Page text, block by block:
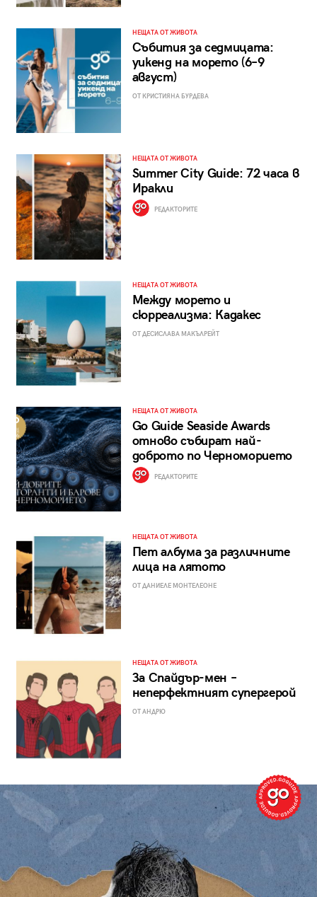
НЕЩАТА ОТ ЖИВОТА
Събития за седмицата:
уикенд на морето (6–9
август)
ОТ КРИСТИЯНА БУРДЕВА
НЕЩАТА ОТ ЖИВОТА
Summer City Guide: 72 часа в
Иракли
РЕДАКТОРИТЕ
НЕЩАТА ОТ ЖИВОТА
Между морето и
сюрреализма: Кадакес
ОТ ДЕСИСЛАВА МАКЪЛРЕЙТ
НЕЩАТА ОТ ЖИВОТА
Go Guide Seaside Awards
отново събират най-
доброто по Черноморието
РЕДАКТОРИТЕ
НЕЩАТА ОТ ЖИВОТА
Пет албума за различните
лица на лятото
ОТ ДАНИЕЛЕ МОНТЕЛЕОНЕ
НЕЩАТА ОТ ЖИВОТА
За Спайдър-мен –
неперфектният супергерой
ОТ АНДРЮ